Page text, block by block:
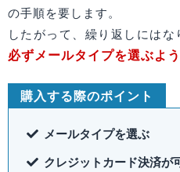
の手順を要します。
したがって、繰り返しには
必ずメールタイプを選ぶよ
購入する際のポイント
メールタイプを選ぶ
クレジットカード決済が